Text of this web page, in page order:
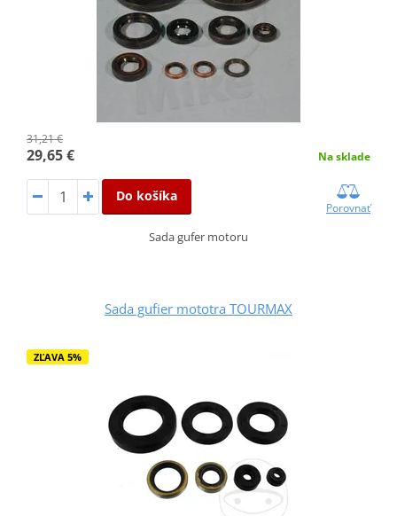
31,21 €
29,65 € Na sklade
Do košíka
Porovnať
Sada gufer motoru
Sada gufier mototra TOURMAX
ZĽAVA 5%